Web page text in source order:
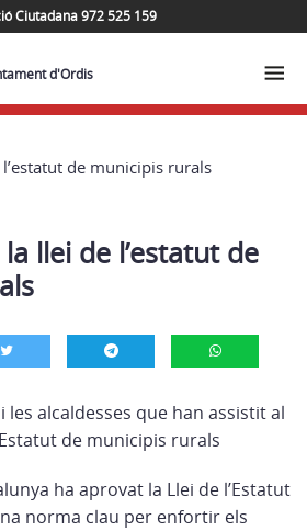
Ciutadana 972 525 159
d'Ordis
de municipis rurals
llei de l’estatut de
ha aprovat la Llei de l’Estatut
norma clau per enfortir els